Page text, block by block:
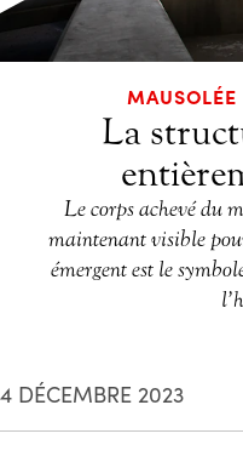
MAUSOLÉE
La
Le corps achevé du
maintenant visible
émergent est le
4 DÉCEMBRE 2023